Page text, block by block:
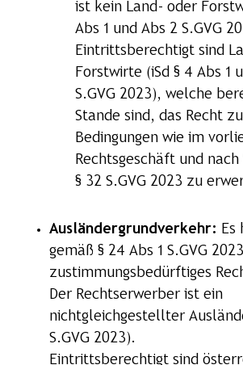
ist kein Land- oder
Abs 1 und Abs 2 S.GVG
Eintrittsberechtigt sind
Forstwirte (iSd § 4 Abs 1
S.GVG 2023), welche
Stande sind, das Recht
Bedingungen wie im
Rechtsgeschäft und nach
§ 32 S.GVG 2023 zu
Ausländergrundverkehr: Es
gemäß § 24 Abs 1 S.GVG
zustimmungsbedürftiges
Der Rechtserwerber ist ein
nichtgleichgestellter
S.GVG 2023).
Eintrittsberechtigt sind